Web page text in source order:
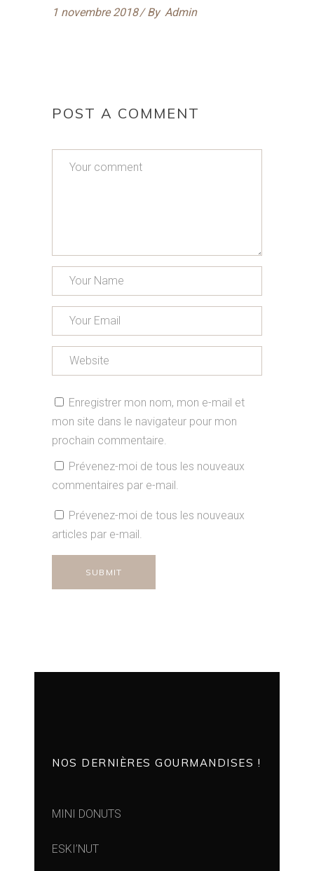
1 novembre 2018 By Admin
POST A COMMENT
Enregistrer mon nom, mon e-mail et
mon site dans le navigateur pour mon
prochain commentaire.
Prévenez-moi de tous les nouveaux
commentaires par e-mail.
Prévenez-moi de tous les nouveaux
articles par e-mail.
NOS DERNIÈRES GOURMANDISES !
MINI DONUTS
ESKI’NUT